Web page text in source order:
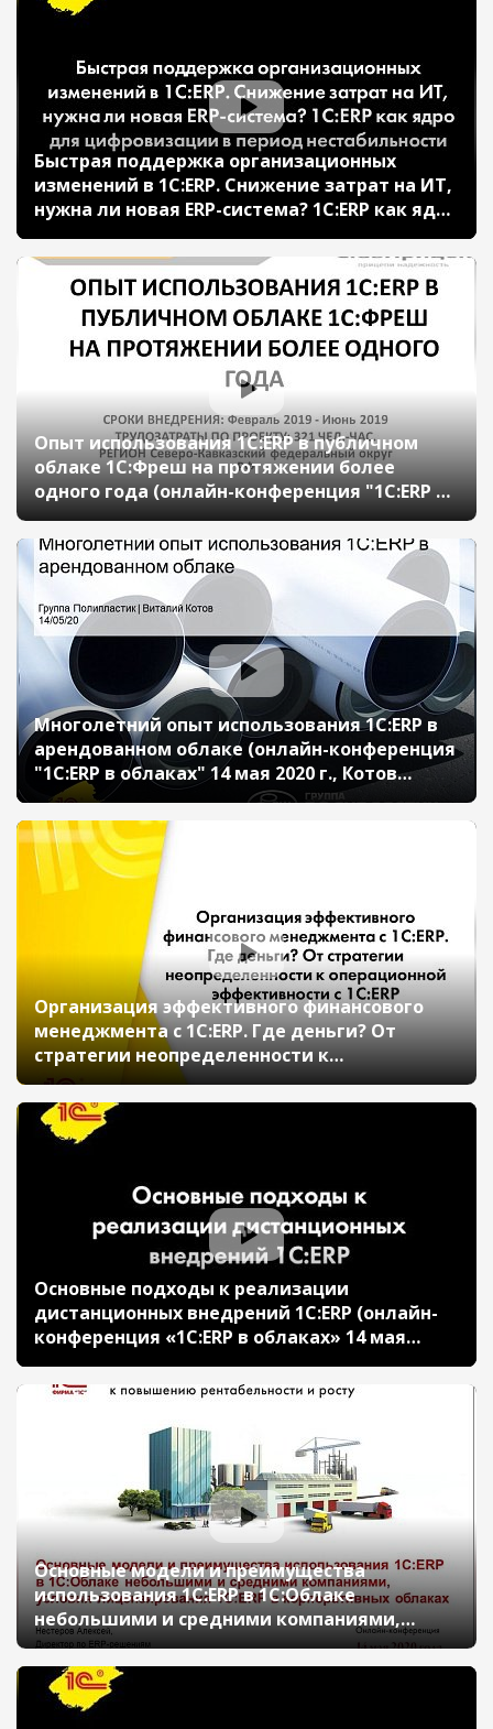
Быстрая поддержка организационных
изменений в 1С:ERP. Снижение затрат на ИТ,
нужна ли новая ERP-система? 1С:ERP как ядро
для цифровизации в период
нестабильности (онлайн-конференция
"1С:ERP в облаках" 14 мая 2020 г., Кислов
Алексей, "1С")
Опыт использования 1С:ERP в публичном
облаке 1С:Фреш на протяжении более
одного года (онлайн-конференция "1С:ERP в
облаках" 14 мая 2020 г., Сизова Анастасия,
ООО "СТАВПРИЦЕП-ИНВЕСТ")
Многолетний опыт использования 1С:ERP в
арендованном облаке (онлайн-конференция
"1С:ERP в облаках" 14 мая 2020 г., Котов
Виталий, Группа "ПОЛИПЛАСТИК")
Организация эффективного финансового
менеджмента с 1С:ERP. Где деньги? От
стратегии неопределенности к
операционной эффективности с 1С:ERP
(онлайн-конференция "1С:ERP в облаках" 14
мая 2020 г., Кислов Алексей, "1С")
Основные подходы к реализации
дистанционных внедрений 1С:ERP (онлайн-
конференция «1С:ERP в облаках» 14 мая
2020 г., Кислов Алексей, «1С»)
Основные модели и преимущества
использования 1С:ERP в 1С:Облаке
небольшими и средними компаниями,
условия лицензирования 1С:ERP в
корпоративных облаках (онлайн-
конференция "1С:ERP в облаках" 14 мая 2020
г., Нестеров Алексей, "1С")